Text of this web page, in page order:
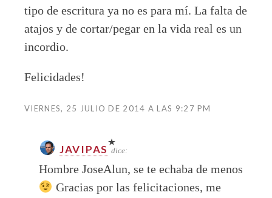
tipo de escritura ya no es para mí. La falta de
atajos y de cortar/pegar en la vida real es un
incordio.
Felicidades!
VIERNES, 25 JULIO DE 2014 A LAS 9:27 PM
JAVIPAS dice:
Hombre JoseAlun, se te echaba de menos
Gracias por las felicitaciones, me